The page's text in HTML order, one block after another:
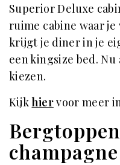
Superior Deluxe
ruime cabine waar je
krijgt je diner in je
een kingsize bed.
kiezen.
Kijk hiervoor meer
champagne